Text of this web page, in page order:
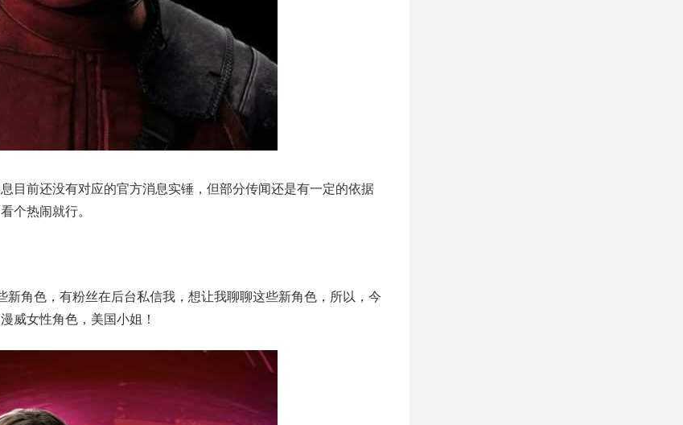
目前还没有对应的官方消息实锤，但部分传闻还是有一定的依据
个热闹就行。
角色，有粉丝在后台私信我，想让我聊聊这些新角色，所以，今
威女性角色，美国小姐！